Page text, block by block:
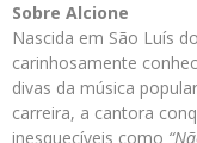
Sobre Alcione
Nascida em São Luís
carinhosamente
divas da música
carreira, a cantora
inesquecíveis como